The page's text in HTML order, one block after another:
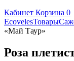
Кабинет Корзина 0
EcovelesТовары
«Май Таур»
Роза